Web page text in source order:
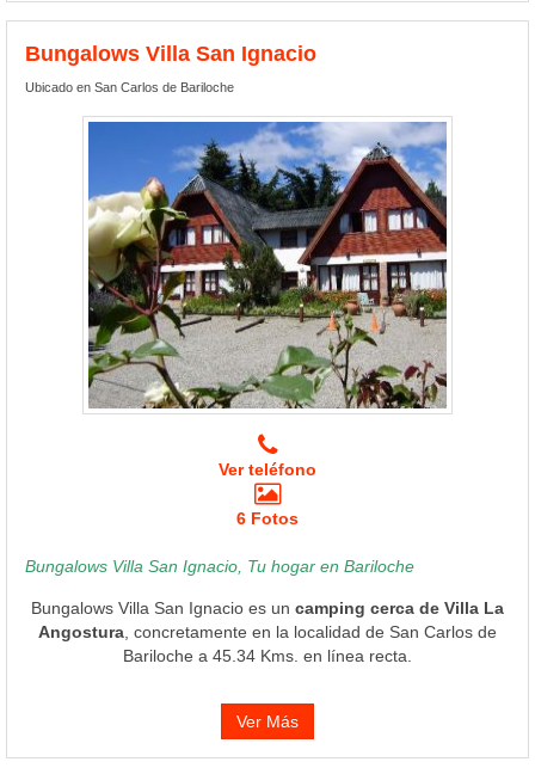
Bungalows Villa San Ignacio
Ubicado en San Carlos de Bariloche
Ver teléfono
6 Fotos
Bungalows Villa San Ignacio, Tu hogar en Bariloche
Bungalows Villa San Ignacio es un camping cerca de Villa La
Angostura , concretamente en la localidad de San Carlos de
Bariloche a 45.34 Kms. en línea recta.
Ver Más